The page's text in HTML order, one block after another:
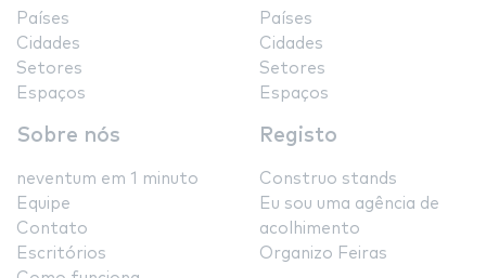
Países
Cidades
Setores
Espaços
Países
Cidades
Setores
Espaços
Sobre nós
neventum em 1 minuto
Equipe
Contato
Escritórios
Registo
Construo stands
Eu sou uma agência de
acolhimento
Organizo Feiras